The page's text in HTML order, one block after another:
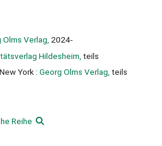
Olms Verlag, 2024-
Hildesheim, teils
New York : Georg Olms Verlag, teils
Reihe